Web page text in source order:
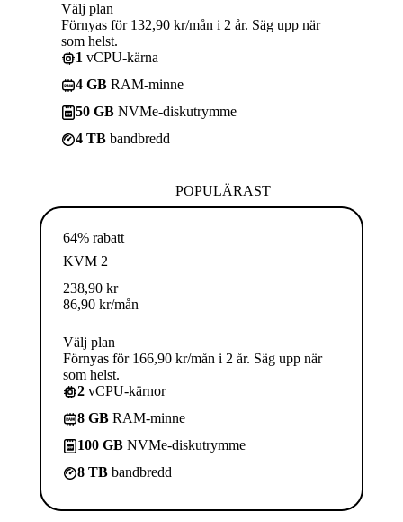
Välj plan
Förnyas för 132,90 kr/mån i 2 år. Säg upp när
som helst.
1 vCPU-kärna
4 GB RAM-minne
50 GB NVMe-diskutrymme
4 TB bandbredd
POPULÄRAST
64% rabatt
KVM 2
238,90 kr
86,90 kr/mån
Välj plan
Förnyas för 166,90 kr/mån i 2 år. Säg upp när
som helst.
2 vCPU-kärnor
8 GB RAM-minne
100 GB NVMe-diskutrymme
8 TB bandbredd